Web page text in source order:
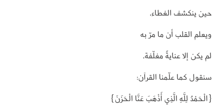
حين ينكشف الغطاء،
ويعلم القلب أن ما مرّ به
لم يكن إلا عنايةً مغلّفة،
سنقول كما علّمنا القرآن:
{الْحَمْدُ لِلَّهِ الَّذِي أَذْهَبَ عَنَّا الْحَزَنَ}